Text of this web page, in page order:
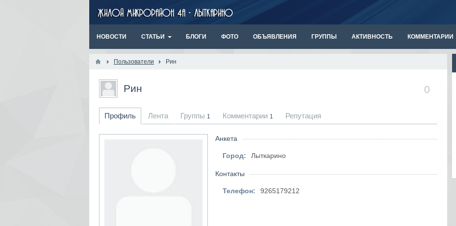
НОВОСТИ СТАТЬИ БЛОГИ ФОТО ОБЪЯВЛЕНИЯ ГРУППЫ АКТИВНОСТЬ КОММЕНТАРИИ
Пользователи Рин
0
Рин
Профиль Лента Группы 1 Комментарии 1 Репутация
Анкета
Город: Лыткарино
Контакты
Телефон: 9265179212